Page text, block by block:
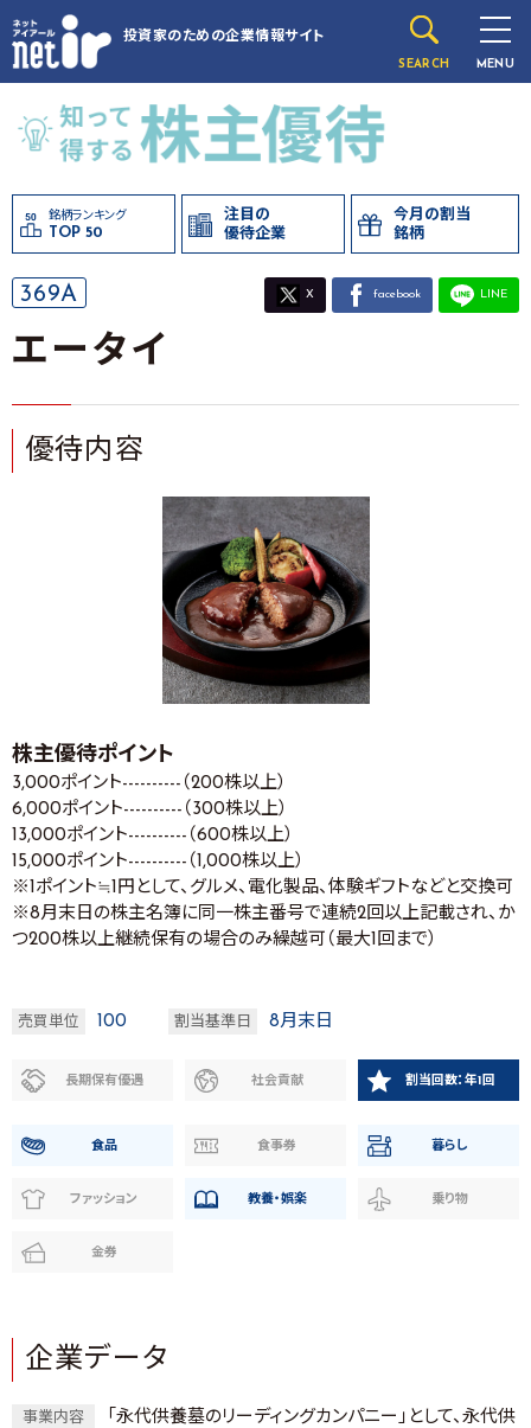
投資家のための企業情報サイト
SEARCH MENU
銘柄ランキング
TOP 50
注目の
優待企業
今月の割当
銘柄
369A X facebook LINE
エータイ
優待内容
株主優待ポイント
3,000ポイント----------（200株以上）
6,000ポイント----------（300株以上）
13,000ポイント----------（600株以上）
15,000ポイント----------（1,000株以上）
※1ポイント≒1円として、グルメ、電化製品、体験ギフトなどと交換可
※8月末日の株主名簿に同一株主番号で連続2回以上記載され、か
つ200株以上継続保有の場合のみ繰越可（最大1回まで）
売買単位 100 割当基準日 8月末日
長期保有優遇 社会貢献 割当回数：年1回
食品 食事券 暮らし
ファッション 教養・娯楽 乗り物
金券
企業データ
事業内容
「永代供養墓のリーディングカンパニー」として、永代供